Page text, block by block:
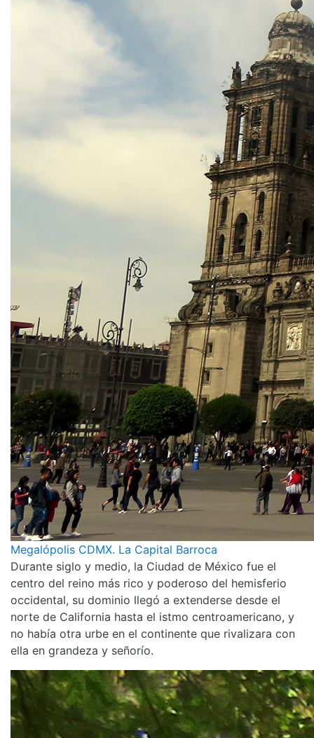
Megalópolis CDMX. La Capital Barroca
Durante siglo y medio, la Ciudad de México fue el
centro del reino más rico y poderoso del hemisferio
occidental, su dominio llegó a extenderse desde el
norte de California hasta el istmo centroamericano, y
no había otra urbe en el continente que rivalizara con
ella en grandeza y señorío.